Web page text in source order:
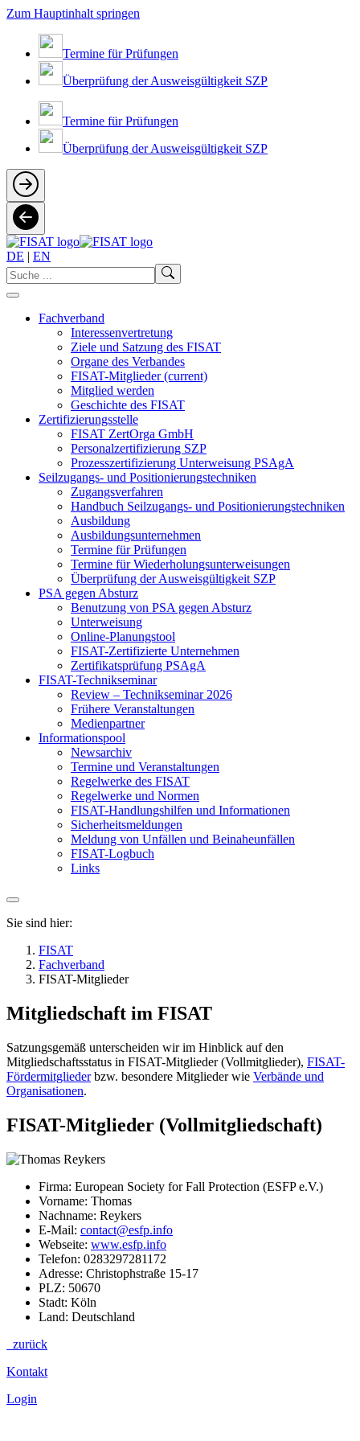
Zum Hauptinhalt springen
Termine für Prüfungen
Überprüfung der Ausweisgültigkeit SZP
Termine für Prüfungen
Überprüfung der Ausweisgültigkeit SZP
DE | EN
Fachverband
Interessenvertretung
Ziele und Satzung des FISAT
Organe des Verbandes
FISAT-Mitglieder(current)
Mitglied werden
Geschichte des FISAT
Zertifizierungsstelle
FISAT ZertOrga GmbH
Personalzertifizierung SZP
Prozesszertifizierung Unterweisung PSAgA
Seilzugangs- und Positionierungstechniken
Zugangsverfahren
Handbuch Seilzugangs- und Positionierungstechniken
Ausbildung
Ausbildungsunternehmen
Termine für Prüfungen
Termine für Wiederholungsunterweisungen
Überprüfung der Ausweisgültigkeit SZP
PSA gegen Absturz
Benutzung von PSA gegen Absturz
Unterweisung
Online-Planungstool
FISAT-Zertifizierte Unternehmen
Zertifikatsprüfung PSAgA
FISAT-Technikseminar
Review – Technikseminar 2026
Frühere Veranstaltungen
Medienpartner
Informationspool
Newsarchiv
Termine und Veranstaltungen
Regelwerke des FISAT
Regelwerke und Normen
FISAT-Handlungshilfen und Informationen
Sicherheitsmeldungen
Meldung von Unfällen und Beinaheunfällen
FISAT-Logbuch
Links
Sie sind hier:
FISAT
Fachverband
FISAT-Mitglieder
Mitgliedschaft im FISAT
Satzungsgemäß unterscheiden wir im Hinblick auf den
Mitgliedschaftsstatus in FISAT-Mitglieder (Vollmitglieder), FISAT-
Fördermitgliederbzw. besondere Mitglieder wie Verbände und
Organisationen.
FISAT-Mitglieder (Vollmitgliedschaft)
Firma: European Society for Fall Protection (ESFP e.V.)
Vorname: Thomas
Nachname: Reykers
E-Mail: contact@esfp.info
Webseite: www.esfp.info
Telefon: 0283297281172
Adresse: Christophstraße 15-17
PLZ: 50670
Stadt: Köln
Land: Deutschland
zurück
Kontakt
Login